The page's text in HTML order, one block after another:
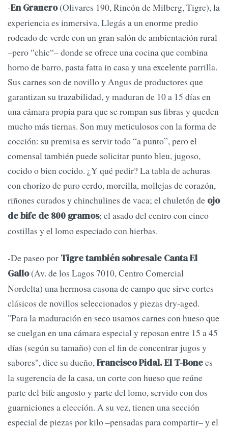
-En Granero(Olivares 190, Rincón de Milberg, Tigre), la
experiencia es inmersiva. Llegás a un enorme predio
rodeado de verde con un gran salón de ambientación rural
–pero “chic“– donde se ofrece una cocina que combina
horno de barro, pasta fatta in casa y una excelente parrilla.
Sus carnes son de novillo y Angus de productores que
garantizan su trazabilidad, y maduran de 10 a 15 días en
una cámara propia para que se rompan sus fibras y queden
mucho más tiernas. Son muy meticulosos con la forma de
cocción: su premisa es servir todo “a punto”, pero el
comensal también puede solicitar punto bleu, jugoso,
cocido o bien cocido. ¿Y qué pedir? La tabla de achuras
con chorizo de puro cerdo, morcilla, mollejas de corazón,
riñones curados y chinchulines de vaca; el chuletón de ojo
de bife de 800 gramos; el asado del centro con cinco
costillas y el lomo especiado con hierbas.
-De paseo por Tigre también sobresale Canta El
Gallo(Av. de los Lagos 7010, Centro Comercial
Nordelta) una hermosa casona de campo que sirve cortes
clásicos de novillos seleccionados y piezas dry-aged.
"Para la maduración en seco usamos carnes con hueso que
se cuelgan en una cámara especial y reposan entre 15 a 45
días (según su tamaño) con el fin de concentrar jugos y
sabores", dice su dueño,Francisco Pidal. El T-Bonees
la sugerencia de la casa, un corte con hueso que reúne
parte del bife angosto y parte del lomo, servido con dos
guarniciones a elección. A su vez, tienen una sección
especial de piezas por kilo –pensadas para compartir– y el